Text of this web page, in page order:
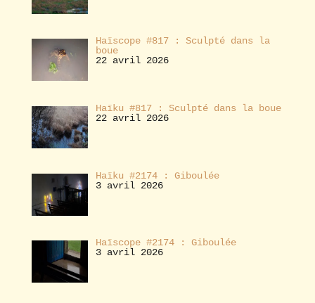
Haïscope #817 : Sculpté dans la
boue
22 avril 2026
Haïku #817 : Sculpté dans la boue
22 avril 2026
Haïku #2174 : Giboulée
3 avril 2026
Haïscope #2174 : Giboulée
3 avril 2026